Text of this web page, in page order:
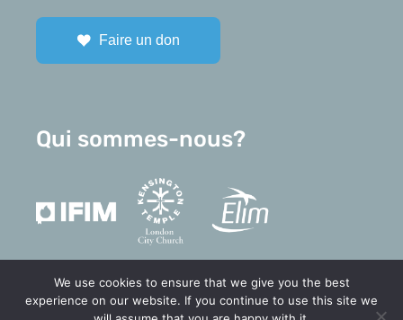
Faire un don
Qui sommes-nous?
We use cookies to ensure that we give you the best
experience on our website. If you continue to use this site we